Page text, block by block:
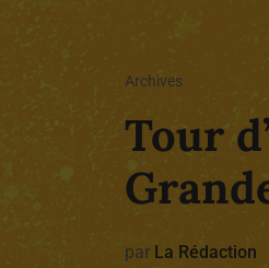
Archives
Tour
par La Rédaction